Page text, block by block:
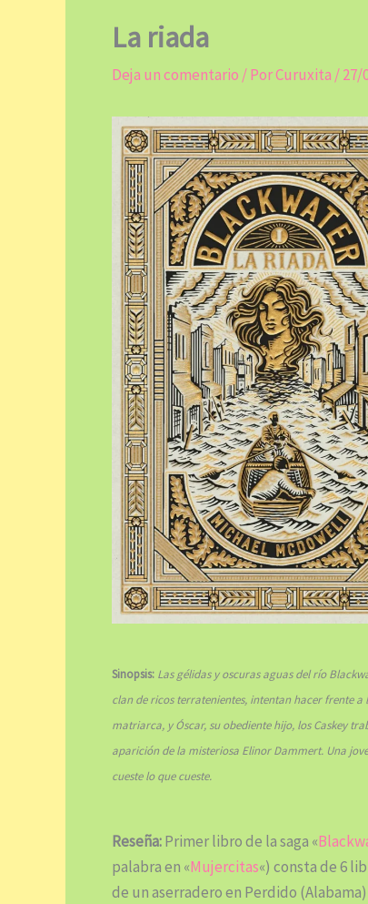
La riada
Deja un comentario / PorCuruxita /27/
Sinopsis: Las gélidas y oscuras aguas del río
clan de ricos terratenientes, intentan hacer frente
matriarca, y Óscar, su obediente hijo, los Caskey
aparición de la misteriosa Elinor Dammert. Una
cueste lo que cueste.
Reseña:Primer libro de la saga «
palabra en «Mujercitas«) consta de 6
de un aserradero en Perdido